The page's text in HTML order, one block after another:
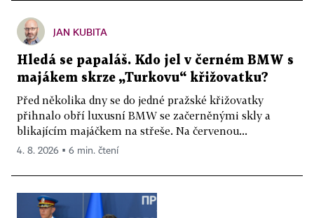
JAN KUBITA
Hledá se papaláš. Kdo jel v černém BMW s
majákem skrze „Turkovu“ křižovatku?
Před několika dny se do jedné pražské křižovatky
přihnalo obří luxusní BMW se začerněnými skly a
blikajícím majáčkem na střeše. Na červenou...
4. 8. 2026 ▪ 6 min. čtení